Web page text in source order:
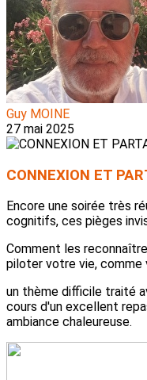
Guy MOINE
27 mai 2025
CONNEXION ET
Encore une soirée très
cognitifs, ces pièges
Comment les
piloter votre vie, comme
un thème difficile traité
cours d'un excellent
ambiance chaleureuse.